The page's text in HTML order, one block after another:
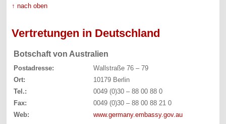
↑ nach oben
Vertretungen in Deutschland
Botschaft von Australien
Postadresse:
Wallstraße 76 – 79
Ort:
10179 Berlin
Tel.:
0049 (0)30 – 88 00 88 0
Fax:
0049 (0)30 – 88 00 88 21 0
Web:
www.germany.embassy.gov.au